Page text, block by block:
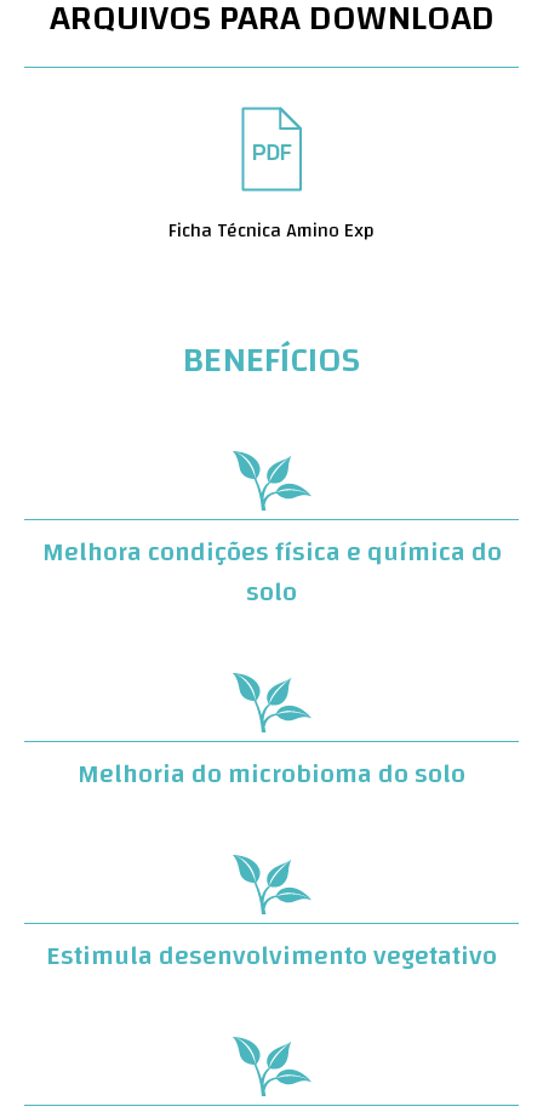
ARQUIVOS PARA DOWNLOAD
Ficha Técnica Amino Exp
BENEFÍCIOS
Melhora condições física e química do
solo
Melhoria do microbioma do solo
Estimula desenvolvimento vegetativo